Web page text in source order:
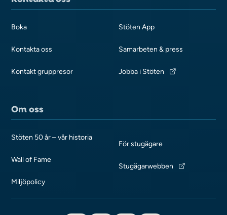
Boka
Kontakta oss
Kontakt gruppresor
Stöten App
Samarbeten & press
Jobba i Stöten
Om oss
Stöten 50 år – vår historia
Wall of Fame
Miljöpolicy
För stugägare
Stugägarwebben